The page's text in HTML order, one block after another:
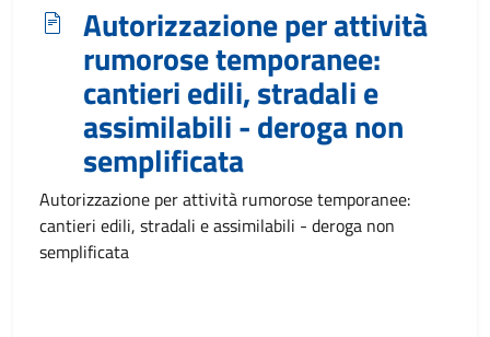
Autorizzazione per attività
rumorose temporanee:
cantieri edili, stradali e
assimilabili - deroga non
semplificata
Autorizzazione per attività rumorose temporanee:
cantieri edili, stradali e assimilabili - deroga non
semplificata